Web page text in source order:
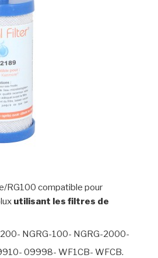
RG100 compatible pour
utilisant les filtres de
NGRG-100- NGRG-2000-
09998- WF1CB- WFCB.